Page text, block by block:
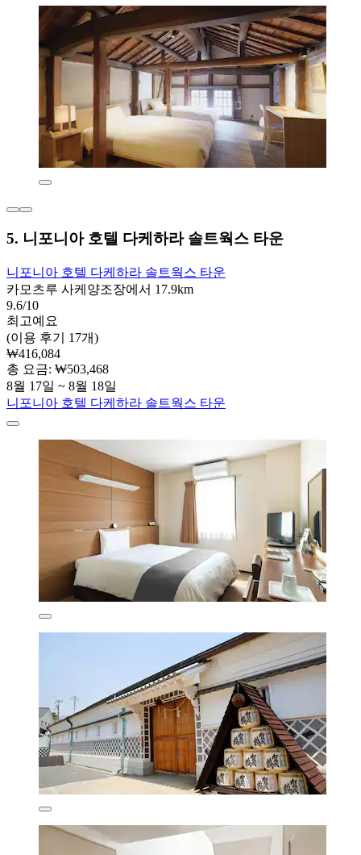
5. 니포니아 호텔 다케하라 솔트웍스 타운
니포니아 호텔 다케하라 솔트웍스 타운
카모츠루 사케양조장에서 17.9km
9.6/10
최고예요
(이용 후기 17개)
₩416,084
총 요금: ₩503,468
8월 17일 ~ 8월 18일
니포니아 호텔 다케하라 솔트웍스 타운